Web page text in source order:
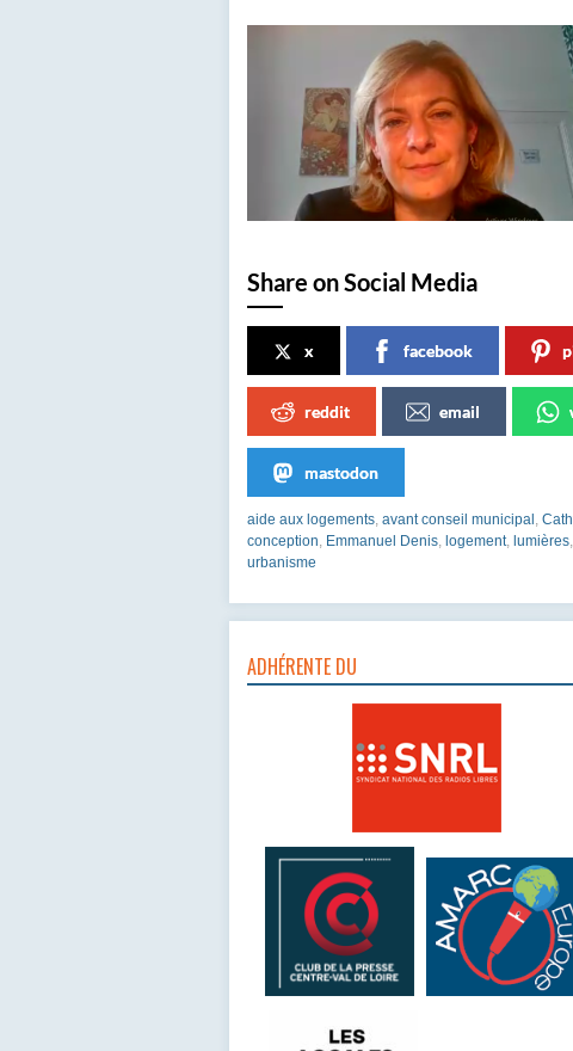
Share on Social Media
x facebook
reddit email
mastodon
aide aux logements, avant conseil municipal ,
conception, Emmanuel Denis, logement, lumières,
urbanisme
ADHÉRENTE DU